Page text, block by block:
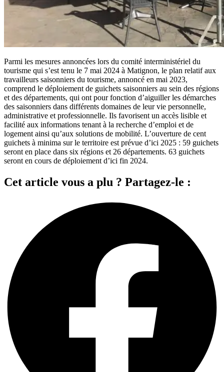
Parmi les mesures annoncées lors du comité interministériel du
tourisme qui s’est tenu le 7 mai 2024 à Matignon, le plan relatif aux
travailleurs saisonniers du tourisme, annoncé en mai 2023,
comprend le déploiement de guichets saisonniers au sein des régions
et des départements, qui ont pour fonction d’aiguiller les démarches
des saisonniers dans différents domaines de leur vie personnelle,
administrative et professionnelle. Ils favorisent un accès lisible et
facilité aux informations tenant à la recherche d’emploi et de
logement ainsi qu’aux solutions de mobilité. L’ouverture de cent
guichets à minima sur le territoire est prévue d’ici 2025 : 59 guichets
seront en place dans six régions et 26 départements. 63 guichets
seront en cours de déploiement d’ici fin 2024.
Cet article vous a plu ? Partagez-le :